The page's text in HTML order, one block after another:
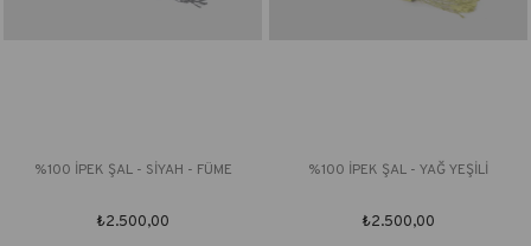
%100 İPEK ŞAL - SİYAH - FÜME
₺2.500,00
%100 İPEK ŞAL - YAĞ YEŞİLİ
₺2.500,00